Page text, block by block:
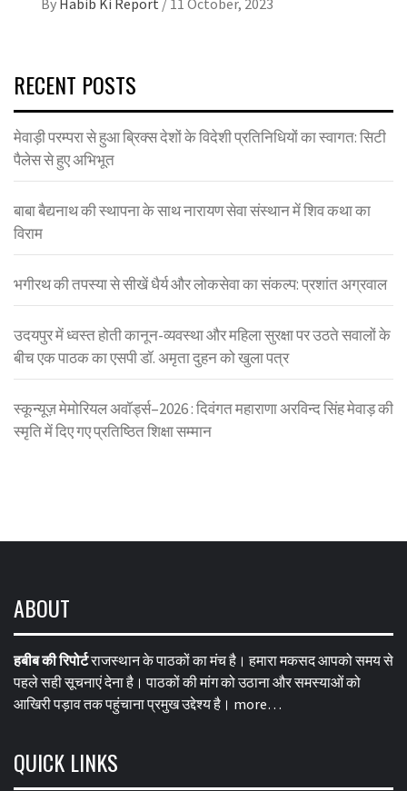
RECENT POSTS
मेवाड़ी परम्परा से हुआ ब्रिक्स देशों के विदेशी प्रतिनिधियों का स्वागत: सिटी
पैलेस से हुए अभिभूत
बाबा बैद्यनाथ की स्थापना के साथ नारायण सेवा संस्थान में शिव कथा का
विराम
भगीरथ की तपस्या से सीखें धैर्य और लोकसेवा का संकल्प: प्रशांत अग्रवाल
उदयपुर में ध्वस्त होती कानून-व्यवस्था और महिला सुरक्षा पर उठते सवालों के
बीच एक पाठक का एसपी डॉ. अमृता दुहन को खुला पत्र
स्कून्यूज़ मेमोरियल अवॉर्ड्स–2026 : दिवंगत महाराणा अरविन्द सिंह मेवाड़ की
स्मृति में दिए गए प्रतिष्ठित शिक्षा सम्मान
ABOUT
हबीब की रिपोर्टराजस्थान के पाठकों का मंच है। हमारा मकसद आपको समय से
पहले सही सूचनाएं देना है। पाठकों की मांग को उठाना और समस्याओं को
आखिरी पड़ाव तक पहुंचाना प्रमुख उद्देश्य है। more…
QUICK LINKS